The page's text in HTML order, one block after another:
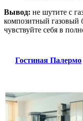
Вывод: не шутите с
композитный газовый
чувствуйте себя в
Гостиная Палермо